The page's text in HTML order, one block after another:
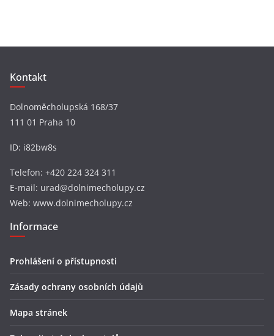
Kontakt
Dolnoměcholupská 168/37
111 01 Praha 10
ID: i82bw8s
Telefon: +420 224 324 311
E-mail: urad@dolnimecholupy.cz
Web: www.dolnimecholupy.cz
Informace
Prohlášení o přístupnosti
Zásady ochrany osobních údajů
Mapa stránek